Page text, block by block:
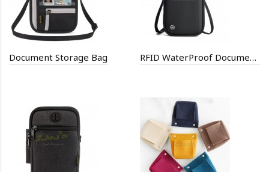
Document Storage Bag RFID WaterProof Document Bag